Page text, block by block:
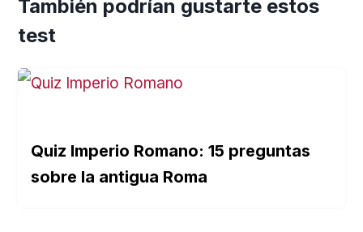
También podrían gustarte estos
test
Quiz Imperio Romano: 15 preguntas
sobre la antigua Roma